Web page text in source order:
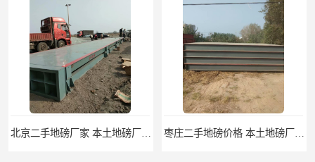
滨州二手地磅价格 价格优惠